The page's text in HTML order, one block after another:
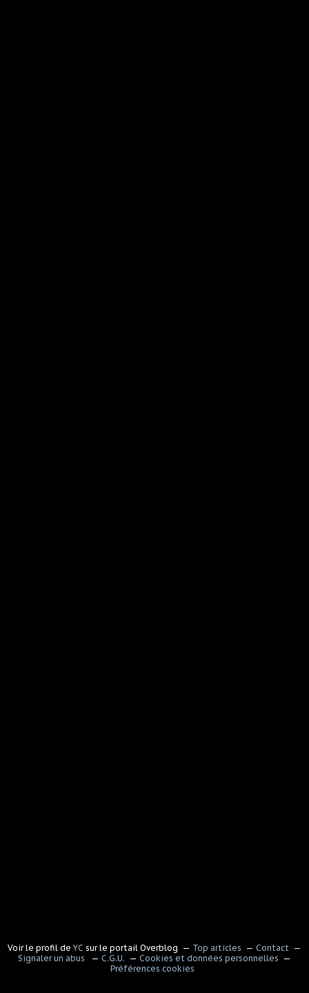
Voir le profil de YC sur le portail Overblog Top articles
Contact
Signaler un abus
C.G.U.
Cookies et données personnelles
Préférences cookies